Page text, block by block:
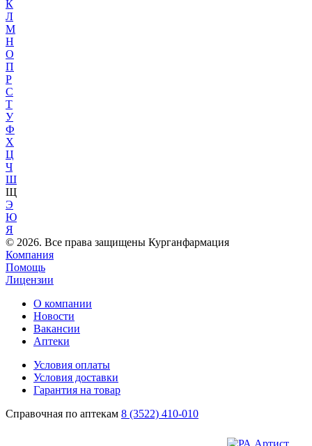
К
Л
М
Н
О
П
Р
С
Т
У
Ф
Х
Ц
Ч
Ш
Щ
Э
Ю
Я
© 2026. Все права защищены Курганфармация
Компания
Помощь
Лицензии
О компании
Новости
Вакансии
Аптеки
Условия оплаты
Условия доставки
Гарантия на товар
Справочная по аптекам 8 (3522) 410-010